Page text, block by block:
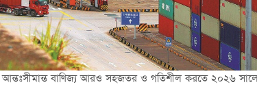
আন্তঃসীমান্ত বাণিজ্য আরও সহজতর ও গতিশীল করতে ২০২৬